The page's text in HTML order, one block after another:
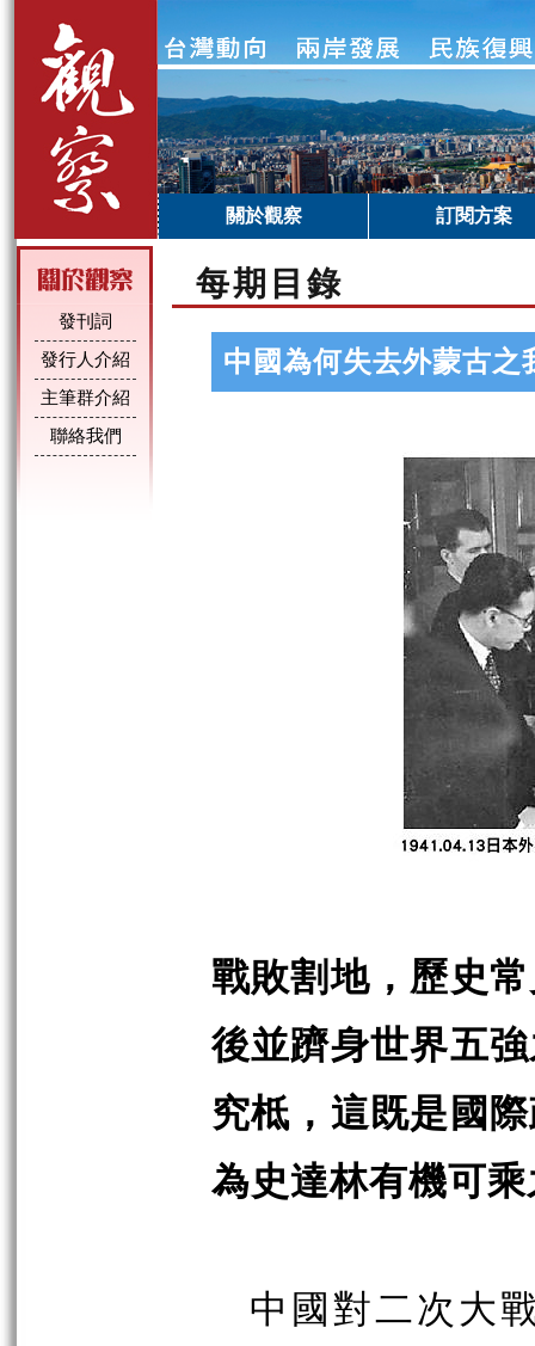
關於觀察 訂閱方案
發刊詞
發行人介紹
主筆群介紹
聯絡我們
每期目錄
中國為何失去外蒙古之
戰敗割地，歷史
後並躋身世界五
究柢，這既是國
為史達林有機可
中國對二次大